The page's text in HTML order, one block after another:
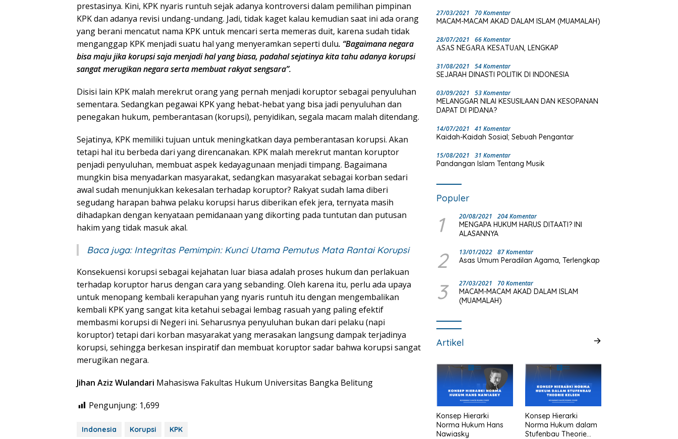
prestasinya. Kini, KPK nyaris runtuh sejak adanya kontroversi dalam pemilihan pimpinan
KPK dan adanya revisi undang-undang. Jadi, tidak kaget kalau kemudian saat ini ada orang
yang berani mencatut nama KPK untuk mencari serta memeras duit, karena sudah tidak
menganggap KPK menjadi suatu hal yang menyeramkan seperti dulu. “Bagaimana negara
bisa maju jika korupsi saja menjadi hal yang biasa, padahal sejatinya kita tahu adanya korupsi
sangat merugikan negara serta membuat rakyat sengsara”.
Disisi lain KPK malah merekrut orang yang pernah menjadi koruptor sebagai penyuluhan
sementara. Sedangkan pegawai KPK yang hebat-hebat yang bisa jadi penyuluhan dan
penegakan hukum, pemberantasan (korupsi), penyidikan, segala macam malah ditendang.
Sejatinya, KPK memiliki tujuan untuk meningkatkan daya pemberantasan korupsi. Akan
tetapi hal itu berbeda dari yang direncanakan. KPK malah merekrut mantan koruptor
penjadi penyuluhan, membuat aspek kedayagunaan menjadi timpang. Bagaimana
mungkin bisa menyadarkan masyarakat, sedangkan masyarakat sebagai korban sedari
awal sudah menunjukkan kekesalan terhadap koruptor? Rakyat sudah lama diberi
segudang harapan bahwa pelaku korupsi harus diberikan efek jera, ternyata masih
dihadapkan dengan kenyataan pemidanaan yang dikorting pada tuntutan dan putusan
hakim yang tidak masuk akal.
Baca juga: Integritas Pemimpin: Kunci Utama Pemutus Mata Rantai Korupsi
Konsekuensi korupsi sebagai kejahatan luar biasa adalah proses hukum dan perlakuan
terhadap koruptor harus dengan cara yang sebanding. Oleh karena itu, perlu ada upaya
untuk menopang kembali kerapuhan yang nyaris runtuh itu dengan mengembalikan
kembali KPK yang sangat kita ketahui sebagai lembag rasuah yang paling efektif
membasmi korupsi di Negeri ini. Seharusnya penyuluhan bukan dari pelaku (napi
koruptor) tetapi dari korban masyarakat yang merasakan langsung dampak terjadinya
korupsi, sehingga berkesan inspiratif dan membuat koruptor sadar bahwa korupsi sangat
merugikan negara.
Jihan Aziz Wulandari Mahasiswa Fakultas Hukum Universitas Bangka Belitung
Pengunjung: 1,699
Indonesia Korupsi KPK
27/03/2021 70 Komentar
MACAM-MACAM AKAD DALAM ISLAM (MUAMALAH)
28/07/2021 66 Komentar
ΑSΑS NEGΑRΑ KESΑTUΑN, LENGKAP
31/08/2021 54 Komentar
SEJARAH DINASTI POLITIK DI INDONESIA
03/09/2021 53 Komentar
MELANGGAR NILAI KESUSILAAN DAN KESOPANAN
DAPAT DI PIDANA?
14/07/2021 41 Komentar
Kaidah-Kaidah Sosial; Sebuah Pengantar
15/08/2021 31 Komentar
Pandangan Islam Tentang Musik
Populer
1 20/08/2021 204 Komentar
MENGAPA HUKUM HARUS DITAATI? INI
ALASANNYA
2 13/01/2022 87 Komentar
Asas Umum Peradilan Agama, Terlengkap
3 27/03/2021 70 Komentar
MACAM-MACAM AKAD DALAM ISLAM
(MUAMALAH)
Artikel
Konsep Hierarki
Norma Hukum Hans
Nawiasky
Konsep Hierarki
Norma Hukum dalam
Stufenbau Theorie